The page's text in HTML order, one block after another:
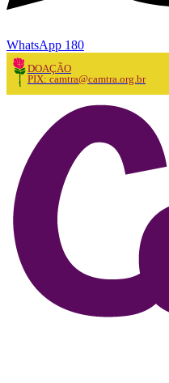
WhatsApp 180
DOAÇÃO
PIX: camtra@camtra.org.br